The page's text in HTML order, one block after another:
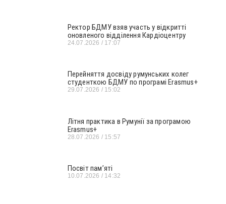
Ректор БДМУ взяв участь у відкритті
оновленого відділення Кардіоцентру
24.07.2026 17:07
Перейняття досвіду румунських колег
студенткою БДМУ по програмі Erasmus+
29.07.2026 15:02
Літня практика в Румунії за програмою
Erasmus+
28.07.2026 15:57
Посвіт пам’яті
10.07.2026 14:32